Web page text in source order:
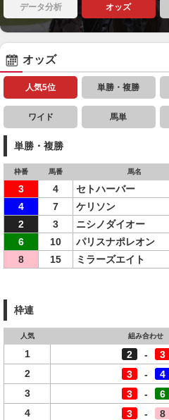
データ分析 オッズ
オッズ
人気5位 単勝・複勝
ワイド 馬単
単勝・複勝
枠番 馬番 馬名
3 4 セトハーバー
4
7 ケリソン
2
3 ニシノダイオー
6
10 パリスナポレオン
8
15 ミラーズエイト
枠連
人気 組み合わせ
1 2 - 3
2
3 - 4
3
3 - 6
4
3 - 8